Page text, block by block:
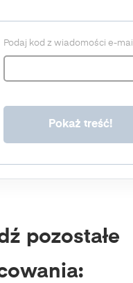
Podaj kod z wiadomości e-mail
pozostałe